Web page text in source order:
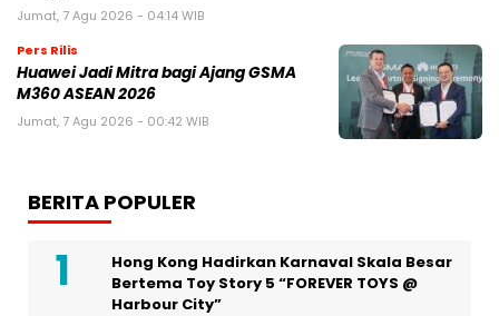
Jumat, 7 Agu 2026 - 04:14 WIB
Pers Rilis
Huawei Jadi Mitra bagi Ajang GSMA
M360 ASEAN 2026
Jumat, 7 Agu 2026 - 00:42 WIB
BERITA POPULER
Hong Kong Hadirkan Karnaval Skala Besar
Bertema Toy Story 5 “FOREVER TOYS @
Harbour City”